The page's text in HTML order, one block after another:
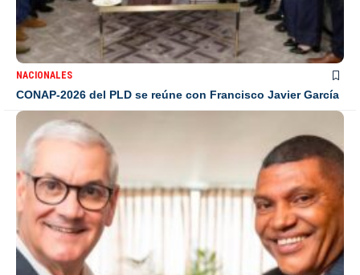
NACIONALES
CONAP-2026 del PLD se reúne con Francisco Javier García